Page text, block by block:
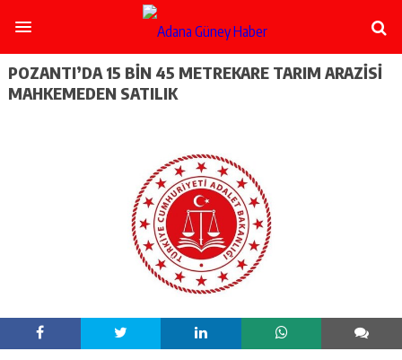
escort
ataşehir
escort
-
taksim
escort
POZANTI’DA 15 BİN 45 METREKARE TARIM ARAZİSİ
MAHKEMEDEN SATILIK